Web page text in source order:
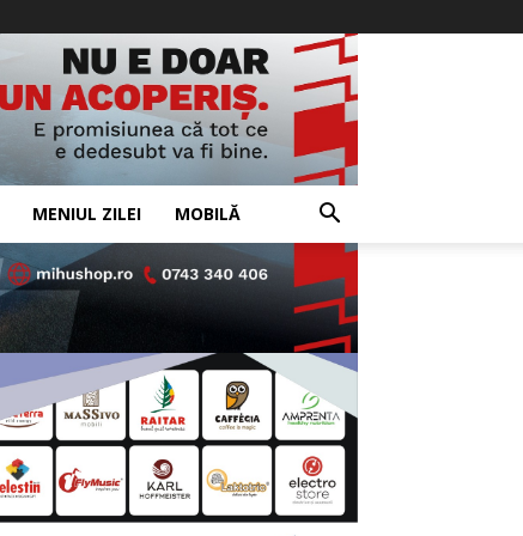
MENIUL ZILEI MOBILĂ